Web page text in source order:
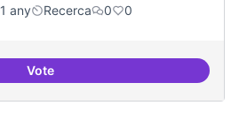
1 any Recerca 0 0
VoteConnectar repositori de